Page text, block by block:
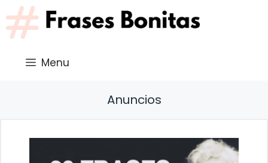
Saltar
al
contenido
Menu
Anuncios